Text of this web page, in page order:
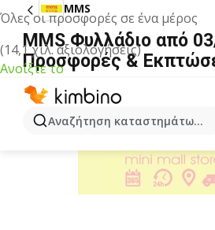
Όλες οι προσφορές σε ένα μέρος
(14,1 χιλ. αξιολογήσεις)
Ανοίξτε το
Αναζήτηση καταστημάτων,
MMS
MMS Φυλλάδιο από
Προσφορές &